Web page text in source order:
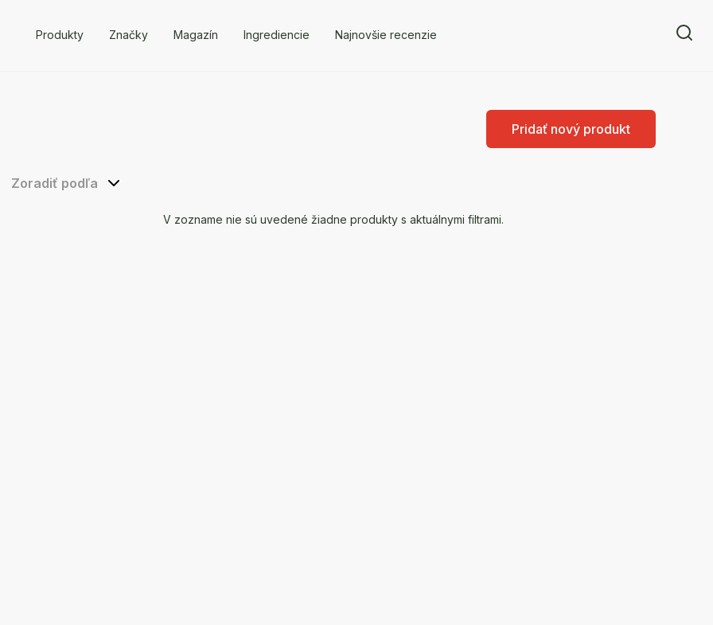
Produkty Značky Magazín Ingrediencie Najnovšie recenzie
Pridať nový produkt
Zoradiť podľa
V zozname nie sú uvedené žiadne produkty s aktuálnymi filtrami.